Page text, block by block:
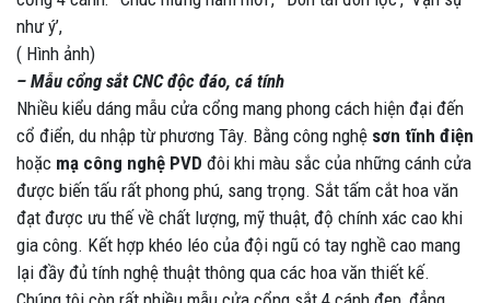
như ý’,
( Hình ảnh)
– Mẫu cổng sắt CNC độc đáo, cá tính
Nhiều kiểu dáng mẫu cửa cổng mang phong cách hiện đại đến
cổ điển, du nhập từ phương Tây. Bằng công nghệ sơn tĩnh điện
hoặc mạ công nghệ PVD đôi khi màu sắc của những cánh cửa
được biến tấu rất phong phú, sang trọng. Sắt tấm cắt hoa văn
đạt được ưu thế về chất lượng, mỹ thuật, độ chính xác cao khi
gia công. Kết hợp khéo léo của đội ngũ có tay nghề cao mang
lại đầy đủ tính nghệ thuật thông qua các hoa văn thiết kế.